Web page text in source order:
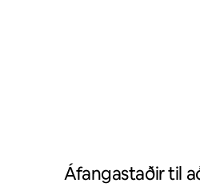
Áfangastaðir til